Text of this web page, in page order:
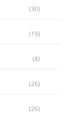
(30)
(19)
(8)
(26)
(26)